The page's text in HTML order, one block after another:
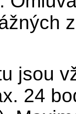
jsou
24